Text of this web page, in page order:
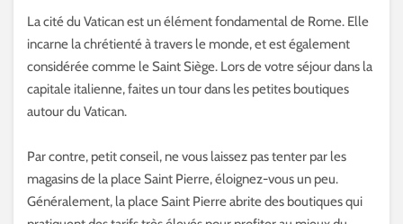
La cité du Vatican est un élément fondamental de Rome. Elle
incarne la chrétienté à travers le monde, et est également
considérée comme le Saint Siège. Lors de votre séjour dans la
capitale italienne, faites un tour dans les petites boutiques
autour du Vatican.
Par contre, petit conseil, ne vous laissez pas tenter par les
magasins de la place Saint Pierre, éloignez-vous un peu.
Généralement, la place Saint Pierre abrite des boutiques qui